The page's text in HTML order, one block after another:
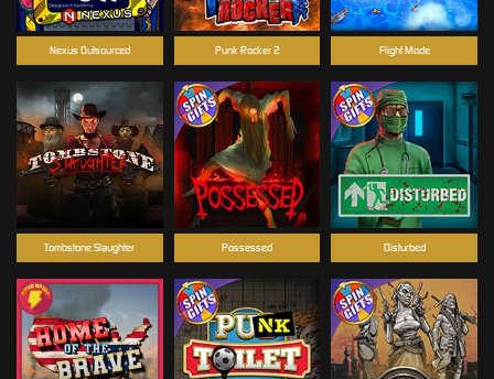
Tombstone Slaughter
Punk Rocker 2
Nexus Outsourced Flight Mode
Possessed Disturbed